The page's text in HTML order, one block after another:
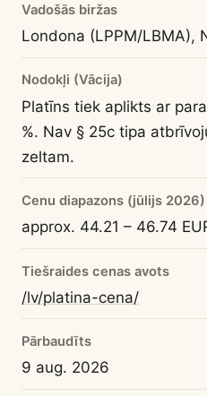
Vadošās biržas
Londona (LPPM/LBMA),
Nodokļi (Vācija)
Platīns tiek aplikts ar
%. Nav § 25c tipa
zeltam.
Cenu diapazons (jūlijs 2026)
approx. 44.21 – 46.74
Tiešraides cenas avots
/lv/platina-cena/
Pārbaudīts
9 aug. 2026